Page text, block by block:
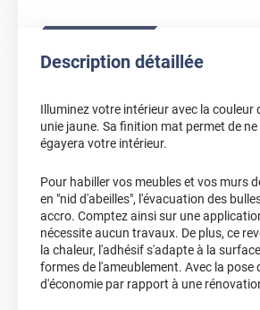
Description détaillée
Illuminez votre intérieur avec la couleur
unie jaune. Sa finition mat permet de
égayera votre intérieur.
Pour habiller vos meubles et vos murs
en "nid d'abeilles", l'évacuation des
accro. Comptez ainsi sur une
nécessite aucun travaux. De plus, ce
la chaleur, l'adhésif s'adapte à la
formes de l'ameublement. Avec la
d'économie par rapport à une